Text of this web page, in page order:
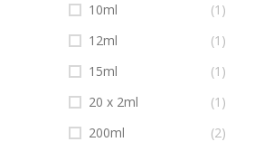
10ml
(1)
12ml
(1)
15ml
(1)
20 x 2ml
(1)
200ml
(2)